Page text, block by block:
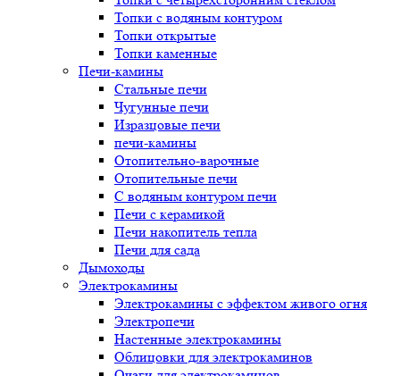
Топки с водяным контуром
Топки открытые
Топки каменные
Печи-камины
Стальные печи
Чугунные печи
Изразцовые печи
печи-камины
Отопительно-варочные
Отопительные печи
С водяным контуром печи
Печи с керамикой
Печи накопитель тепла
Печи для сада
Дымоходы
Электрокамины
Электрокамины с эффектом живого огня
Электропечи
Настенные электрокамины
Облицовки для электрокаминов